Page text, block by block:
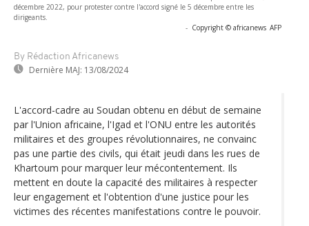
décembre 2022, pour protester contre l'accord signé le 5 décembre entre les
dirigeants.
- Copyright © africanews AFP
By Rédaction Africanews
Dernière MAJ: 13/08/2024
L'accord-cadre au Soudan obtenu en début de semaine
par l'Union africaine, l'Igad et l'ONU entre les autorités
militaires et des groupes révolutionnaires, ne convainc
pas une partie des civils, qui était jeudi dans les rues de
Khartoum pour marquer leur mécontentement. Ils
mettent en doute la capacité des militaires à respecter
leur engagement et l'obtention d'une justice pour les
victimes des récentes manifestations contre le pouvoir.